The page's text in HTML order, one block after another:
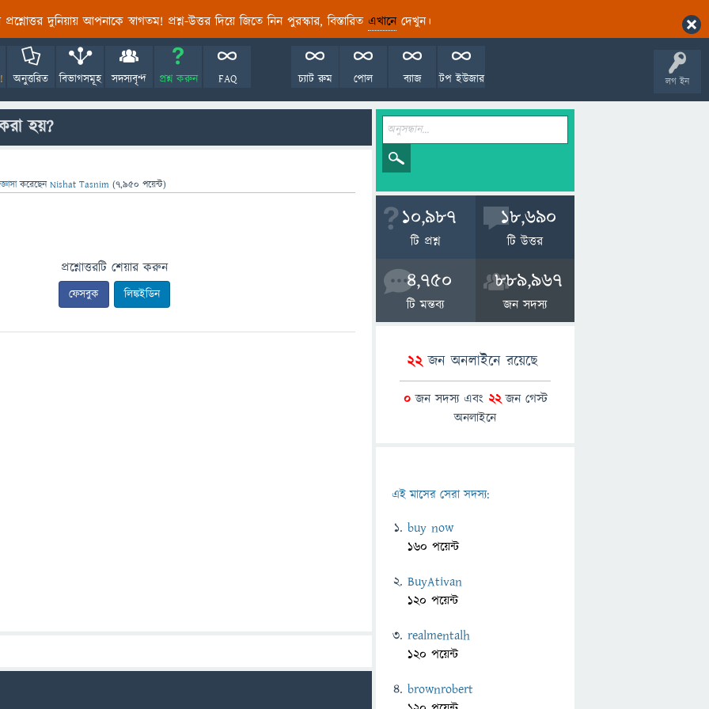
প্রশ্নোত্তর দুনিয়ায় আপনাকে স্বাগতম! প্রশ্ন-উত্তর দিয়ে জিতে নিন পুরস্কার, বিস্তারিত এখানেদেখুন।
লগ ইন
অনুত্তরিত বিভাগসমূহ সদস্যবৃন্দ প্রশ্ন করুন FAQ টপ ইউজার
ব্যাজ
পোল
চ্যাট রুম
হয়?
করেছেনNishat Tasnim (7,950 পয়েন্ট)
প্রশ্নোত্তরটি শেয়ার করুন
ফেসবুক লিঙ্কইডিন
10,987
টি প্রশ্ন
18,690
টি উত্তর
4,750
টি মন্তব্য
889,967
জন সদস্য
22জন অনলাইনে রয়েছে
0জন সদস্য এবং 22জন গেস্ট
অনলাইনে
এই মাসের সেরা সদস্য:
buy now
160 পয়েন্ট
BuyAtivan
120 পয়েন্ট
realmentalh
120 পয়েন্ট
brownrobert